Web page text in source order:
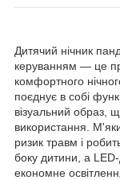
Дитячий нічник
керуванням — це
комфортного
поєднує в собі
візуальний образ,
використання.
ризик травм і
боку дитини, а
економне